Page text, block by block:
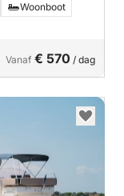
Woonboot
Vanaf € 570 / dag